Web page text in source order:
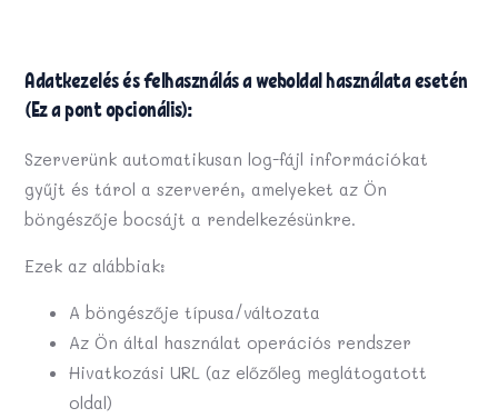
Adatkezelés és felhasználás a weboldal használata esetén
(Ez a pont opcionális):
Szerverünk automatikusan log-fájl információkat
gyűjt és tárol a szerverén, amelyeket az Ön
böngészője bocsájt a rendelkezésünkre.
Ezek az alábbiak:
A böngészője típusa/változata
Az Ön által használat operációs rendszer
Hivatkozási URL (az előzőleg meglátogatott
oldal)